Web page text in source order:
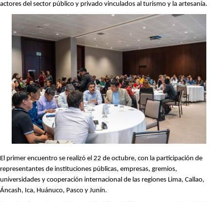
actores del sector público y privado vinculados al turismo y la artesanía.
El primer encuentro se realizó el 22 de octubre, con la participación de
representantes de instituciones públicas, empresas, gremios,
universidades y cooperación internacional de las regiones Lima, Callao,
Áncash, Ica, Huánuco, Pasco y Junín.